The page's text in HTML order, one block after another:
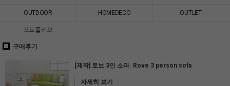
OUTDOOR HOMEDECO OUTLET
포트폴리오
구매후기
[제작] 로브 3인 소파. Rove 3 person sofa
자세히 보기